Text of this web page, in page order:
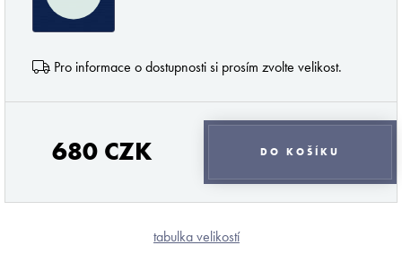
Pro informace o dostupnosti si prosím zvolte velikost.
680 CZK DO KOŠÍKU
tabulka velikostí
proto, abych vám v tomto podal pomocnou ruku a
provedl vás vámi ne zcela objeveným světem
pánského prádla. Mou profesionalitou a